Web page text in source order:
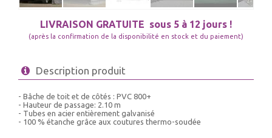
LIVRAISON GRATUITE sous 5 à 12 jours !
(après la confirmation de la disponibilité en stock et du paiement)
Description produit
- Bâche de toit et de côtés : PVC 800+
- Hauteur de passage: 2.10 m
- Tubes en acier entièrement galvanisé
- 100 % étanche grâce aux coutures thermo-soudée